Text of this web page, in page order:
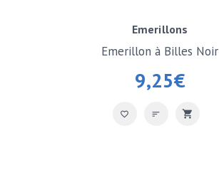
Emerillons
9,25€
Emerillon à Billes Noir